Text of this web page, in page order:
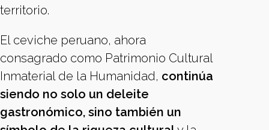
territorio.
El ceviche peruano, ahora
consagrado como Patrimonio Cultural
Inmaterial de la Humanidad, continúa
siendo no solo un deleite
gastronómico, sino también un